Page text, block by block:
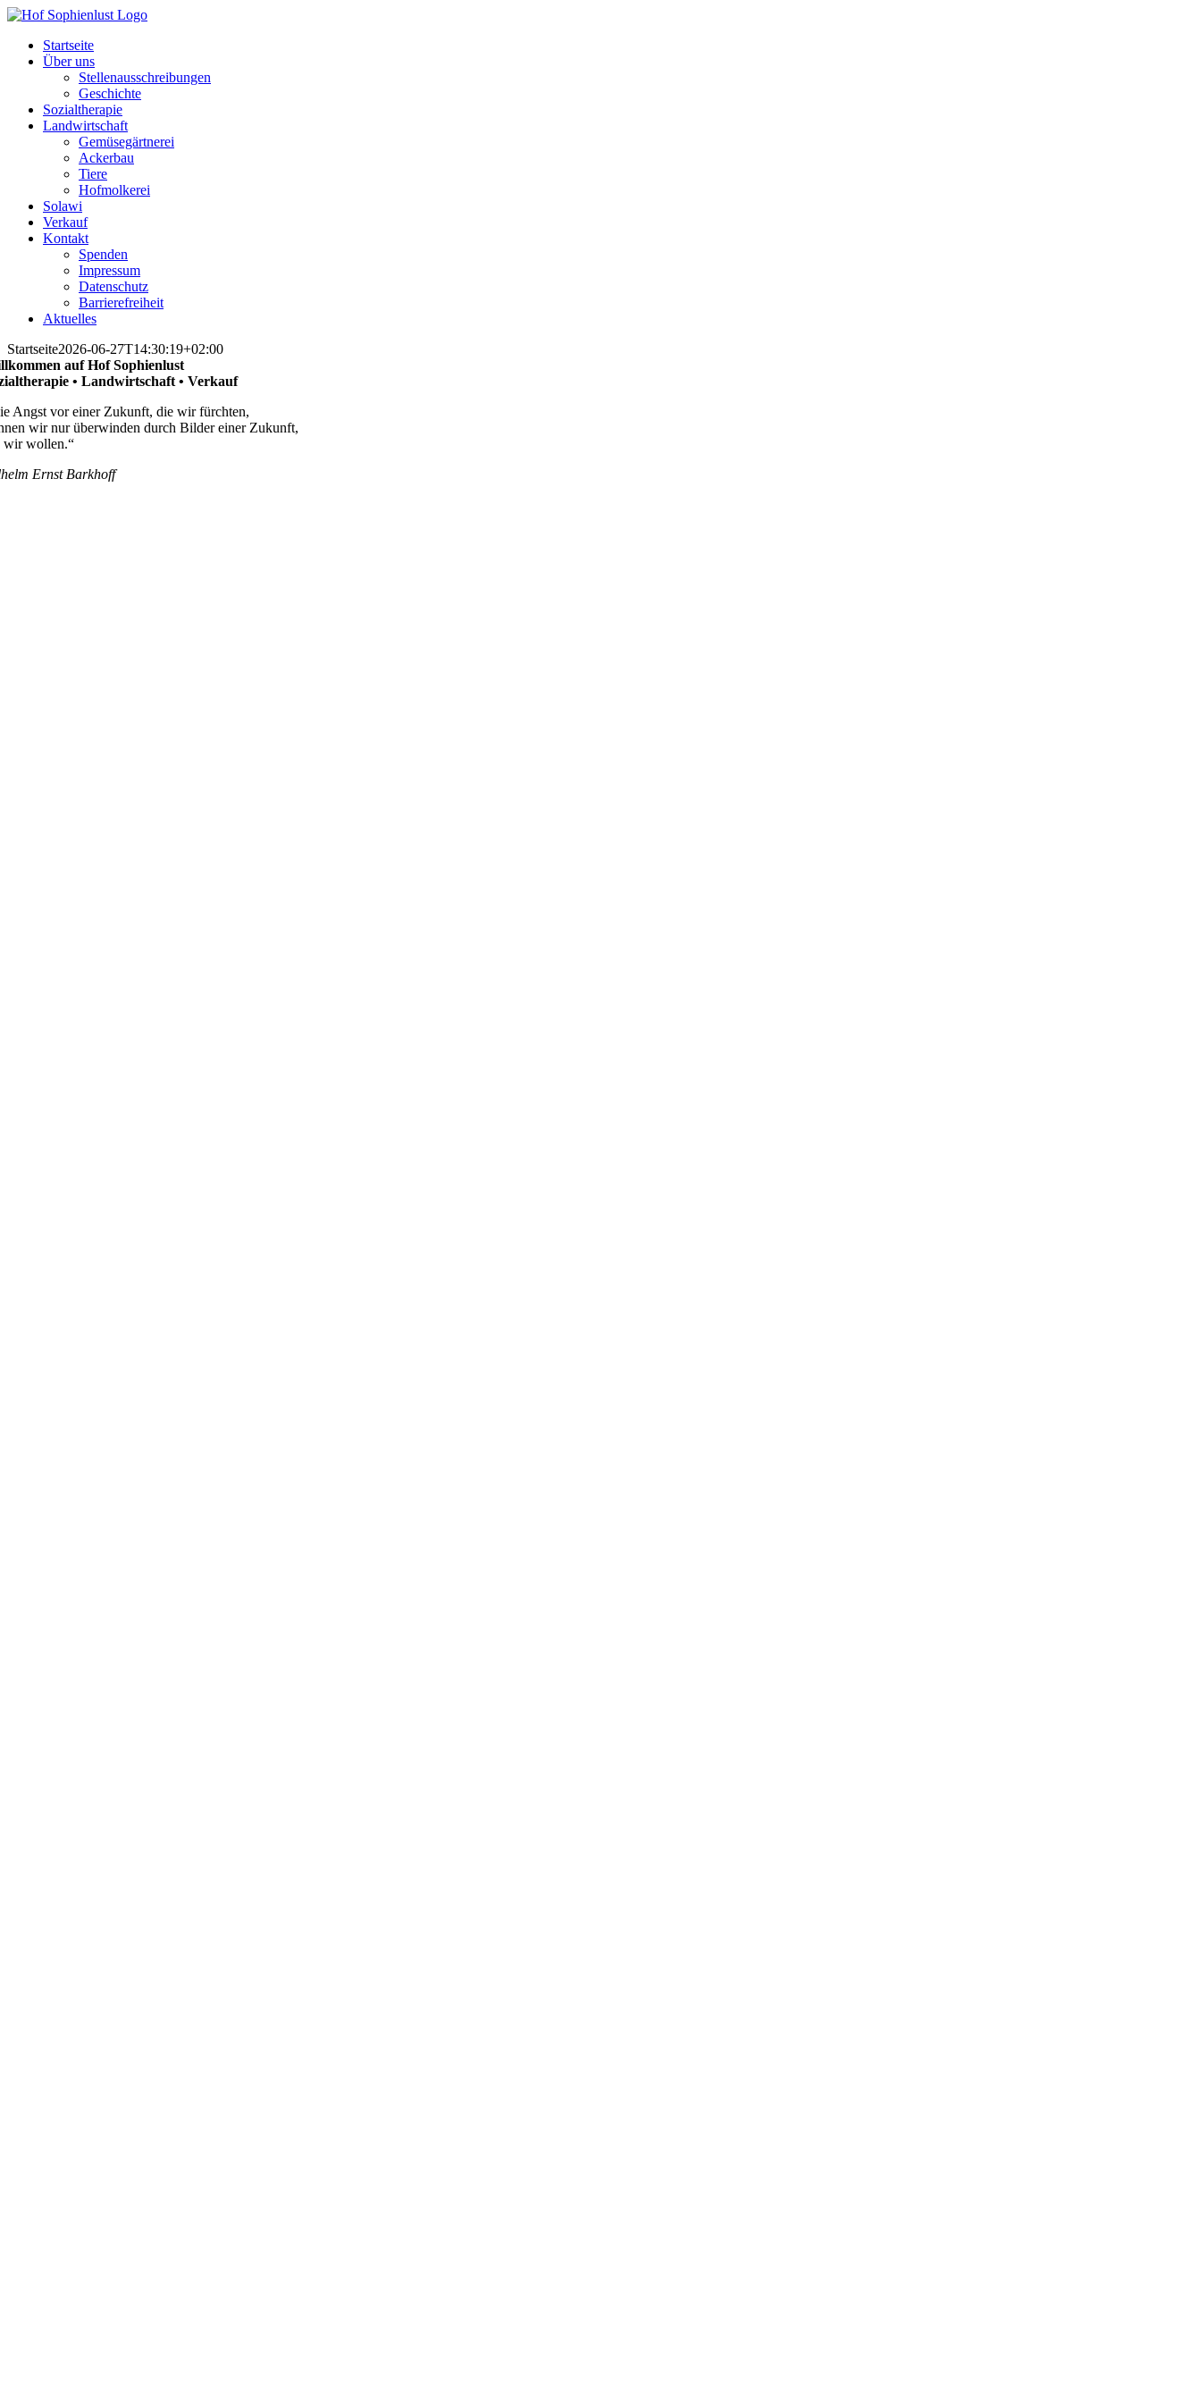
Skip
contentStartseite
Über uns
Stellenausschreibungen
Geschichte
Sozialtherapie
Landwirtschaft
Gemüsegärtnerei
Ackerbau
Tiere
Hofmolkerei
Solawi
Verkauf
Kontakt
Spenden
Impressum
Datenschutz
Barrierefreiheit
Aktuelles
Startseite2026-06-27T14:30:19+02:00
auf Hof Sophienlust
• Landwirtschaft • Verkauf
Angst vor einer Zukunft, die wir fürchten,
wir nur überwinden durch Bilder einer Zukunft,
wir wollen.“
Ernst Barkhoff